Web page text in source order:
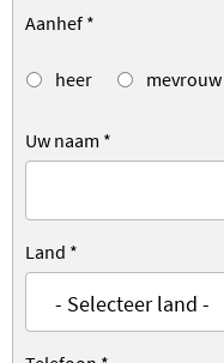
Aanhef *
heer mevrouw
Uw naam *
Land *